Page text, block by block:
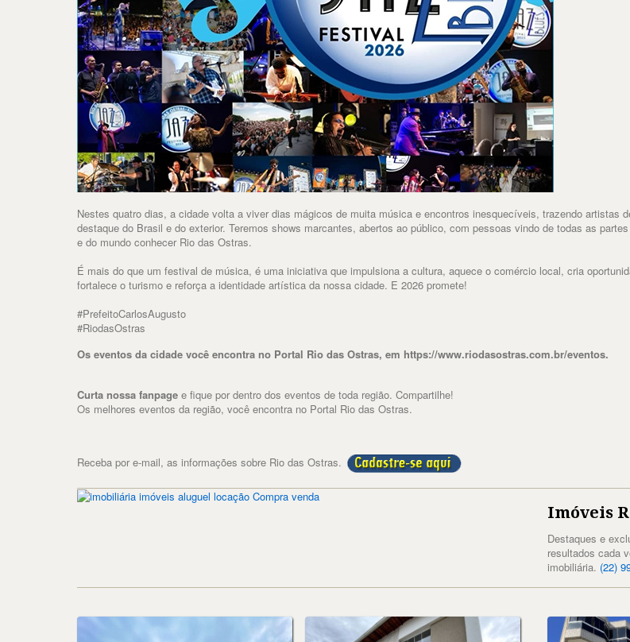
Nestes quatro dias, a cidade volta a viver dias mágicos de muita música e encontros inesquecíveis, trazendo artistas
destaque do Brasil e do exterior. Teremos shows marcantes, abertos ao público, com pessoas vindo de todas as
e do mundo conhecer Rio das Ostras.
É mais do que um festival de música, é uma iniciativa que impulsiona a cultura, aquece o comércio local, cria
fortalece o turismo e reforça a identidade artística da nossa cidade. E 2026 promete!
#PrefeitoCarlosAugusto
#RiodasOstras
Os eventos da cidade você encontra no Portal Rio das Ostras, em https://www.riodasostras.com.br/eventos.
Curta nossa fanpage e fique por dentro dos eventos de toda região. Compartilhe!
Os melhores eventos da região, você encontra no Portal Rio das Ostras.
Receba por e-mail, as informações sobre Rio das Ostras.
Imóveis
Destaques e
resultados cada
imobiliária. (22)